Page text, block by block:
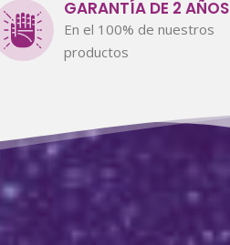
GARANTÍA DE 2 AÑOS
En el 100% de nuestros
productos